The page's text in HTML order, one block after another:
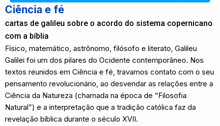
Ciência e fé
cartas de galileu sobre o acordo do sistema copernicano
com a bíblia
Físico, matemático, astrônomo, filósofo e literato, Galileu
Galilei foi um dos pilares do Ocidente contemporâneo. Nos
textos reunidos em Ciência e fé, travamos contato com o seu
pensamento revolucionário, ao desvendar as relações entre a
Ciência da Natureza (chamada na época de “Filosofia
Natural”) e a interpretação que a tradição católica faz da
revelação bíblica durante o século XVII.